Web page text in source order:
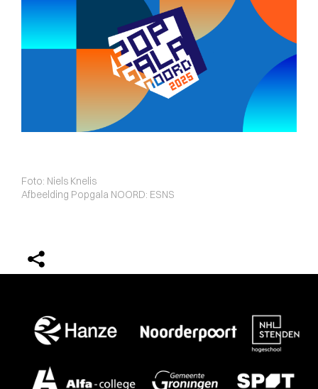
Foto: Niels Knelis
Afbeelding Popgala NOORD: ESNS